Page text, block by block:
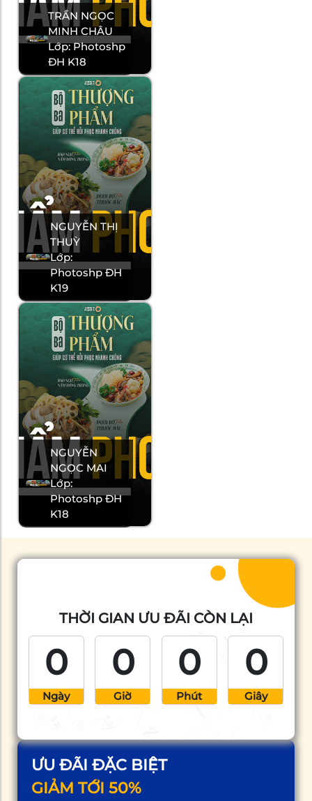
TRẦN NGỌC
MINH CHÂU
Lớp: Photoshp
ĐH K18
NGUYỄN THỊ
THUỲ
Lớp:
Photoshp ĐH
K19
NGUYỄN
NGỌC MAI
Lớp:
Photoshp ĐH
K18
ƯU ĐÃI ĐẶC BIỆT
GIẢM TỚI 50%
THỜI GIAN ƯU ĐÃI CÒN LẠI
0
Ngày
0
Giờ
0
Phút
0
Giây